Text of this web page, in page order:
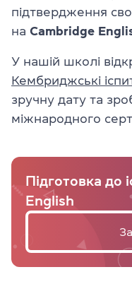
підтвердження
на Cambridge
У нашій школі
Кембриджські
зручну дату та
міжнародного
Підготовка до
English